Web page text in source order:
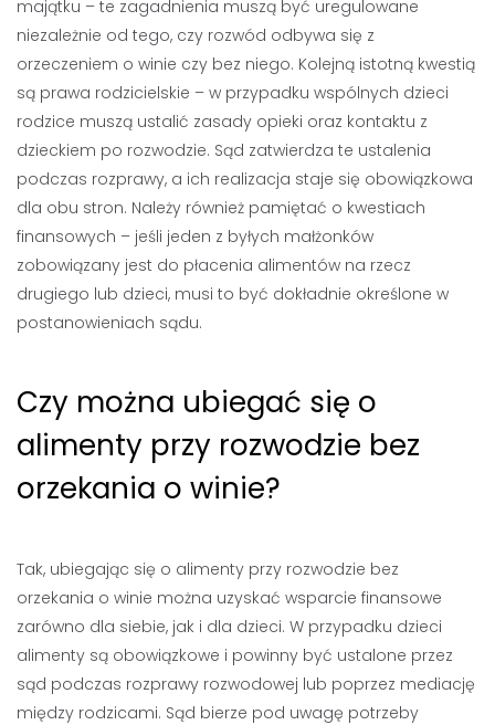
majątku – te zagadnienia muszą być uregulowane
niezależnie od tego, czy rozwód odbywa się z
orzeczeniem o winie czy bez niego. Kolejną istotną kwestią
są prawa rodzicielskie – w przypadku wspólnych dzieci
rodzice muszą ustalić zasady opieki oraz kontaktu z
dzieckiem po rozwodzie. Sąd zatwierdza te ustalenia
podczas rozprawy, a ich realizacja staje się obowiązkowa
dla obu stron. Należy również pamiętać o kwestiach
finansowych – jeśli jeden z byłych małżonków
zobowiązany jest do płacenia alimentów na rzecz
drugiego lub dzieci, musi to być dokładnie określone w
postanowieniach sądu.
Czy można ubiegać się o
alimenty przy rozwodzie bez
orzekania o winie?
Tak, ubiegając się o alimenty przy rozwodzie bez
orzekania o winie można uzyskać wsparcie finansowe
zarówno dla siebie, jak i dla dzieci. W przypadku dzieci
alimenty są obowiązkowe i powinny być ustalone przez
sąd podczas rozprawy rozwodowej lub poprzez mediację
między rodzicami. Sąd bierze pod uwagę potrzeby